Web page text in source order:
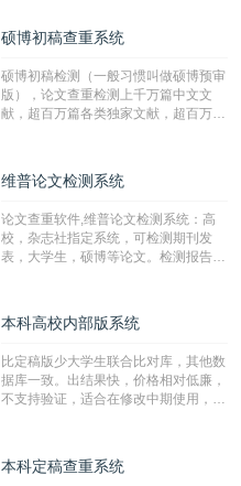
硕博初稿查重系统
硕博初稿检测（一般习惯叫做硕博预审
版），论文查重检测上千万篇中文文
献，超百万篇各类独家文献，超百万港
校用来检测硕博论文的系统，检测范围
广，数据来源真实，检测算法合理!本
字符数30万）
维普论文检测系统
论文查重软件,维普论文检测系统：高
校，杂志社指定系统，可检测期刊发
表，大学生，硕博等论文。检测报告支
本科高校内部版系统
比定稿版少大学生联合比对库，其他数
据库一致。出结果快，价格相对低廉，
不支持验证，适合在修改中期使用，定
本科定稿查重系统